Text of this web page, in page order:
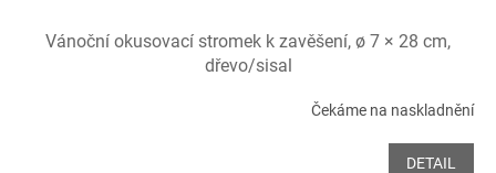
Vánoční okusovací stromek k zavěšení, ø 7 × 28 cm,
dřevo/sisal
Čekáme na naskladnění
DETAIL